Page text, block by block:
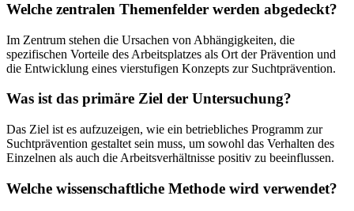
Welche zentralen Themenfelder werden abgedeckt?
Im Zentrum stehen die Ursachen von Abhängigkeiten, die
spezifischen Vorteile des Arbeitsplatzes als Ort der Prävention und
die Entwicklung eines vierstufigen Konzepts zur Suchtprävention.
Was ist das primäre Ziel der Untersuchung?
Das Ziel ist es aufzuzeigen, wie ein betriebliches Programm zur
Suchtprävention gestaltet sein muss, um sowohl das Verhalten des
Einzelnen als auch die Arbeitsverhältnisse positiv zu beeinflussen.
Welche wissenschaftliche Methode wird verwendet?